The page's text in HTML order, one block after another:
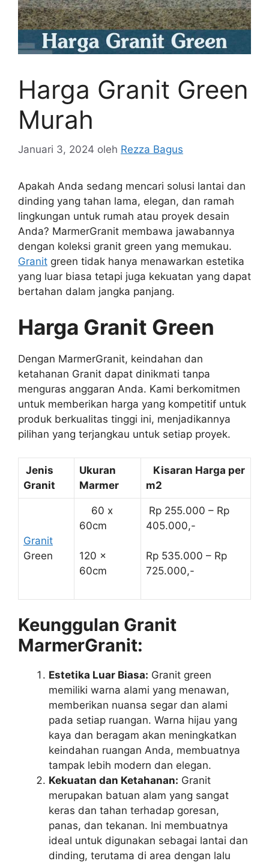
Harga Granit Green
Murah
Januari 3, 2024 oleh Rezza Bagus
Apakah Anda sedang mencari solusi lantai dan
dinding yang tahan lama, elegan, dan ramah
lingkungan untuk rumah atau proyek desain
Anda? MarmerGranit membawa jawabannya
dengan koleksi granit green yang memukau.
Granit green tidak hanya menawarkan estetika
yang luar biasa tetapi juga kekuatan yang dapat
bertahan dalam jangka panjang.
Harga Granit Green
Dengan MarmerGranit, keindahan dan
ketahanan Granit dapat dinikmati tanpa
menguras anggaran Anda. Kami berkomitmen
untuk memberikan harga yang kompetitif untuk
produk berkualitas tinggi ini, menjadikannya
pilihan yang terjangkau untuk setiap proyek.
Jenis
Granit
Ukuran
Marmer
Kisaran Harga per
m2
Granit
Green
60 x
60cm
120 x
60cm
Rp 255.000 – Rp
405.000,-
Rp 535.000 – Rp
725.000,-
Keunggulan Granit
MarmerGranit:
Estetika Luar Biasa: Granit green
memiliki warna alami yang menawan,
memberikan nuansa segar dan alami
pada setiap ruangan. Warna hijau yang
kaya dan beragam akan meningkatkan
keindahan ruangan Anda, membuatnya
tampak lebih modern dan elegan.
Kekuatan dan Ketahanan: Granit
merupakan batuan alam yang sangat
keras dan tahan terhadap goresan,
panas, dan tekanan. Ini membuatnya
ideal untuk digunakan sebagai lantai dan
dinding, terutama di area dengan lalu